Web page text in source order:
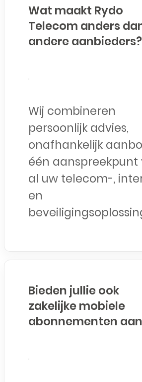
Wat maakt Rydo
Telecom anders
andere aanbieders?
Wij combineren
persoonlijk advies,
onafhankelijk
één aanspreekpunt
al uw telecom-,
en
Bieden jullie ook
zakelijke mobiele
abonnementen